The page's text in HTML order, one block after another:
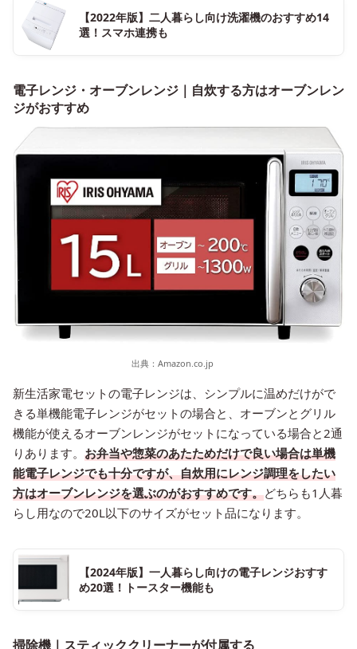
【2022年版】二人暮らし向け洗濯機のおすすめ14
選！スマホ連携も
電子レンジ・オーブンレンジ｜自炊する方はオーブンレン
ジがおすすめ
出典： Amazon.co.jp
新生活家電セットの電子レンジは、シンプルに温めだけがで
きる単機能電子レンジがセットの場合と、オーブンとグリル
機能が使えるオーブンレンジがセットになっている場合と2通
りあります。 お弁当や惣菜のあたためだけで良い場合は単機
能電子レンジでも十分ですが、自炊用にレンジ調理をしたい
方はオーブンレンジを選ぶのがおすすめです。どちらも1人暮
らし用なので20L以下のサイズがセット品になります。
【2024年版】一人暮らし向けの電子レンジおすす
め20選！トースター機能も
掃除機｜スティッククリーナーが付属する